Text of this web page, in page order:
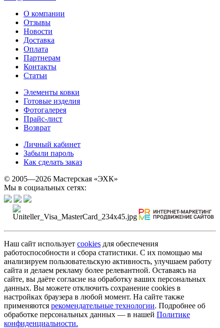
О компании
Отзывы
Новости
Доставка
Оплата
Партнерам
Контакты
Статьи
Элементы ковки
Готовые изделия
Фотогалерея
Прайс-лист
Возврат
Личный кабинет
Забыли пароль
Как сделать заказ
© 2005—2026 Мастерская «ЭХК»
Мы в социальных сетях:
Наш сайт использует cookies для обеспечения
работоспособности и сбора статистики. С их помощью мы
анализируем пользовательскую активность, улучшаем работу
сайта и делаем рекламу более релевантной. Оставаясь на
сайте, вы даёте согласие на обработку ваших персональных
данных. Вы можете отключить сохранение cookies в
настройках браузера в любой момент. На сайте также
применяются рекомендательные технологии. Подробнее об
обработке персональных данных — в нашей Политике
конфиденциальности.